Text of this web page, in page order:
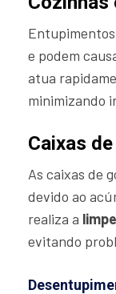
e podem
atua
minimizando
Caixas
As caixas de
devido ao
realiza a
evitando